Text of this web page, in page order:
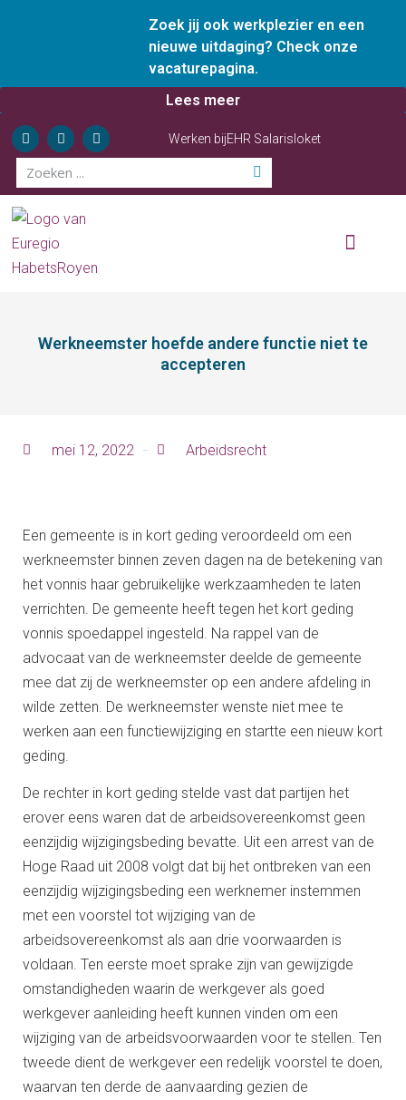
Zoek jij ook werkplezier en een
nieuwe uitdaging? Check onze
vacaturepagina.
Lees meer
Werken bijEHR Salarisloket
Werkneemster hoefde andere functie niet te
accepteren
mei 12, 2022 Arbeidsrecht
Een gemeente is in kort geding veroordeeld om een
werkneemster binnen zeven dagen na de betekening van
het vonnis haar gebruikelijke werkzaamheden te laten
verrichten. De gemeente heeft tegen het kort geding
vonnis spoedappel ingesteld. Na rappel van de
advocaat van de werkneemster deelde de gemeente
mee dat zij de werkneemster op een andere afdeling in
wilde zetten. De werkneemster wenste niet mee te
werken aan een functiewijziging en startte een nieuw kort
geding.
De rechter in kort geding stelde vast dat partijen het
erover eens waren dat de arbeidsovereenkomst geen
eenzijdig wijzigingsbeding bevatte. Uit een arrest van de
Hoge Raad uit 2008 volgt dat bij het ontbreken van een
eenzijdig wijzigingsbeding een werknemer instemmen
met een voorstel tot wijziging van de
arbeidsovereenkomst als aan drie voorwaarden is
voldaan. Ten eerste moet sprake zijn van gewijzigde
omstandigheden waarin de werkgever als goed
werkgever aanleiding heeft kunnen vinden om een
wijziging van de arbeidsvoorwaarden voor te stellen. Ten
tweede dient de werkgever een redelijk voorstel te doen,
waarvan ten derde de aanvaarding gezien de